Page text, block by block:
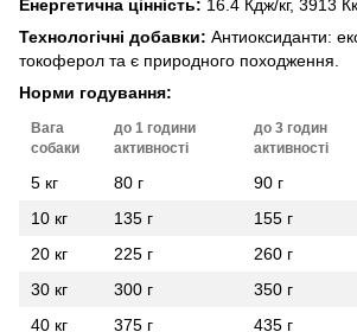
Енергетична цінність: 16.4 Кдж/кг, 3913
Технологічні добавки: Антиоксиданти:
токоферол та є природного походження.
Норми годування:
Вага
собаки
до 1 години
активності
до 3 годин
активності
5 кг 80 г 90 г
10 кг
135 г 155 г
20 кг
225 г 260 г
30 кг
300 г 350 г
40 кг
375 г 435 г